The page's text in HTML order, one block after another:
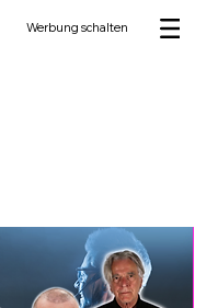
Werbung schalten